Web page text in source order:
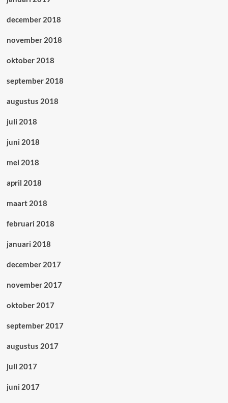
december 2018
november 2018
oktober 2018
september 2018
augustus 2018
juli 2018
juni 2018
mei 2018
april 2018
maart 2018
februari 2018
januari 2018
december 2017
november 2017
oktober 2017
september 2017
augustus 2017
juli 2017
juni 2017